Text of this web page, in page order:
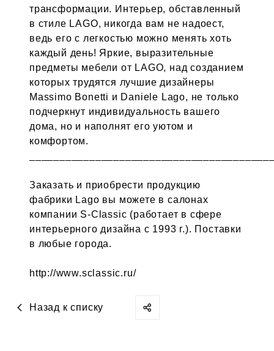
трансформации. Интерьер, обставленный
в стиле LAGO, никогда вам не надоест,
ведь его с легкостью можно менять хоть
каждый день! Яркие, выразительные
предметы мебели от LAGO, над созданием
которых трудятся лучшие дизайнеры
Massimo Bonetti и Daniele Lago, не только
подчеркнут индивидуальность вашего
дома, но и наполнят его уютом и
комфортом.
Заказать и приобрести продукцию
фабрики Lago вы можете в салонах
компании S-Classic (работает в сфере
интерьерного дизайна с 1993 г.). Поставки
в любые города.
http://www.sclassic.ru/
Назад к списку